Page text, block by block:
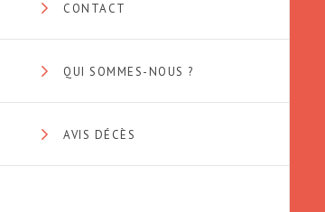
CONTACT
QUI SOMMES-NOUS ?
AVIS DÉCÈS